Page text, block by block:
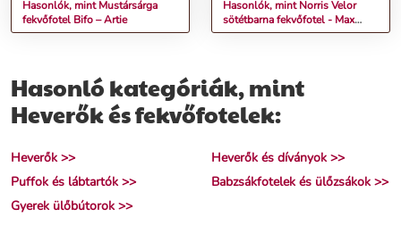
Hasonlók, mint Mustársárga
fekvőfotel Bifo – Artie
Hasonlók, mint Norris Velor
sötétbarna fekvőfotel - Max
Winzer
Hasonló kategóriák, mint
Heverők és fekvőfotelek:
Heverők >>
Heverők és díványok >>
Puffok és lábtartók >>
Babzsákfotelek és ülőzsákok >>
Gyerek ülőbútorok >>